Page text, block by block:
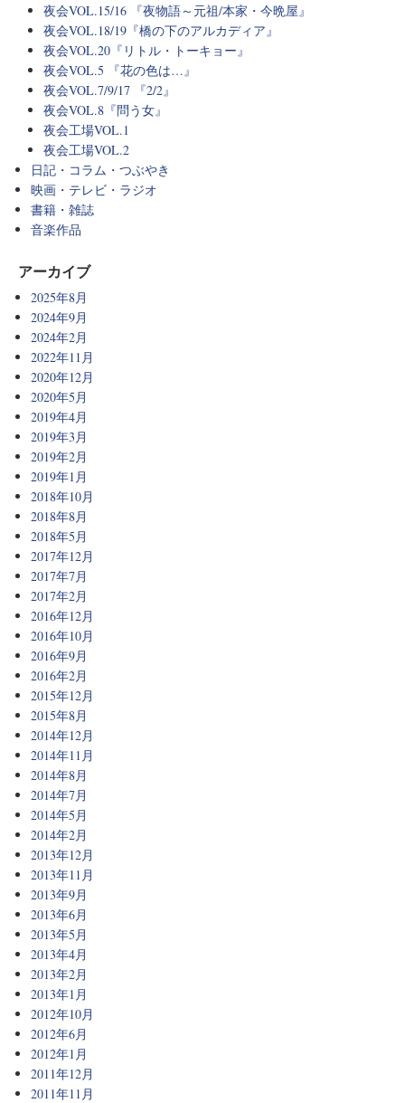
夜会VOL.15/16 『夜物語～元祖/本家・今晩屋』
夜会VOL.18/19『橋の下のアルカディア』
夜会VOL.20『リトル・トーキョー』
夜会VOL.5 『花の色は…』
夜会VOL.7/9/17 『2/2』
夜会VOL.8『問う女』
夜会工場VOL.1
夜会工場VOL.2
日記・コラム・つぶやき
映画・テレビ・ラジオ
書籍・雑誌
音楽作品
アーカイブ
2025年8月
2024年9月
2024年2月
2022年11月
2020年12月
2020年5月
2019年4月
2019年3月
2019年2月
2019年1月
2018年10月
2018年8月
2018年5月
2017年12月
2017年7月
2017年2月
2016年12月
2016年10月
2016年9月
2016年2月
2015年12月
2015年8月
2014年12月
2014年11月
2014年8月
2014年7月
2014年5月
2014年2月
2013年12月
2013年11月
2013年9月
2013年6月
2013年5月
2013年4月
2013年2月
2013年1月
2012年10月
2012年6月
2012年1月
2011年12月
2011年11月